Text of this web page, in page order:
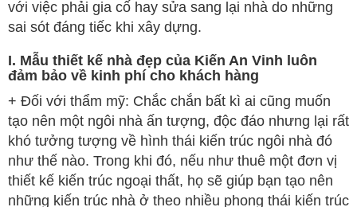
với việc phải gia cố hay sửa sang lại nhà do những
sai sót đáng tiếc khi xây dựng.
I. Mẫu thiết kế nhà đẹp của Kiến An Vinh luôn
đảm bảo về kinh phí cho khách hàng
+ Đối với thẩm mỹ: Chắc chắn bất kì ai cũng muốn
tạo nên một ngôi nhà ấn tượng, độc đáo nhưng lại rất
khó tưởng tượng về hình thái kiến trúc ngôi nhà đó
như thế nào. Trong khi đó, nếu như thuê một đơn vị
thiết kế kiến trúc ngoại thất, họ sẽ giúp bạn tạo nên
những kiến trúc nhà ở theo nhiều phong thái kiến trúc